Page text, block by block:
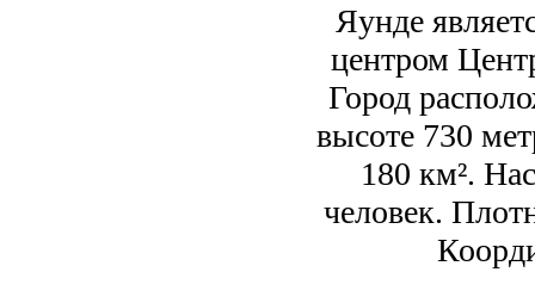
Яунде
центром
Город
высоте 730
180 км².
человек.